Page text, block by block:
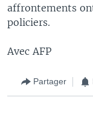
affrontements
policiers.
Avec AFP
Partager